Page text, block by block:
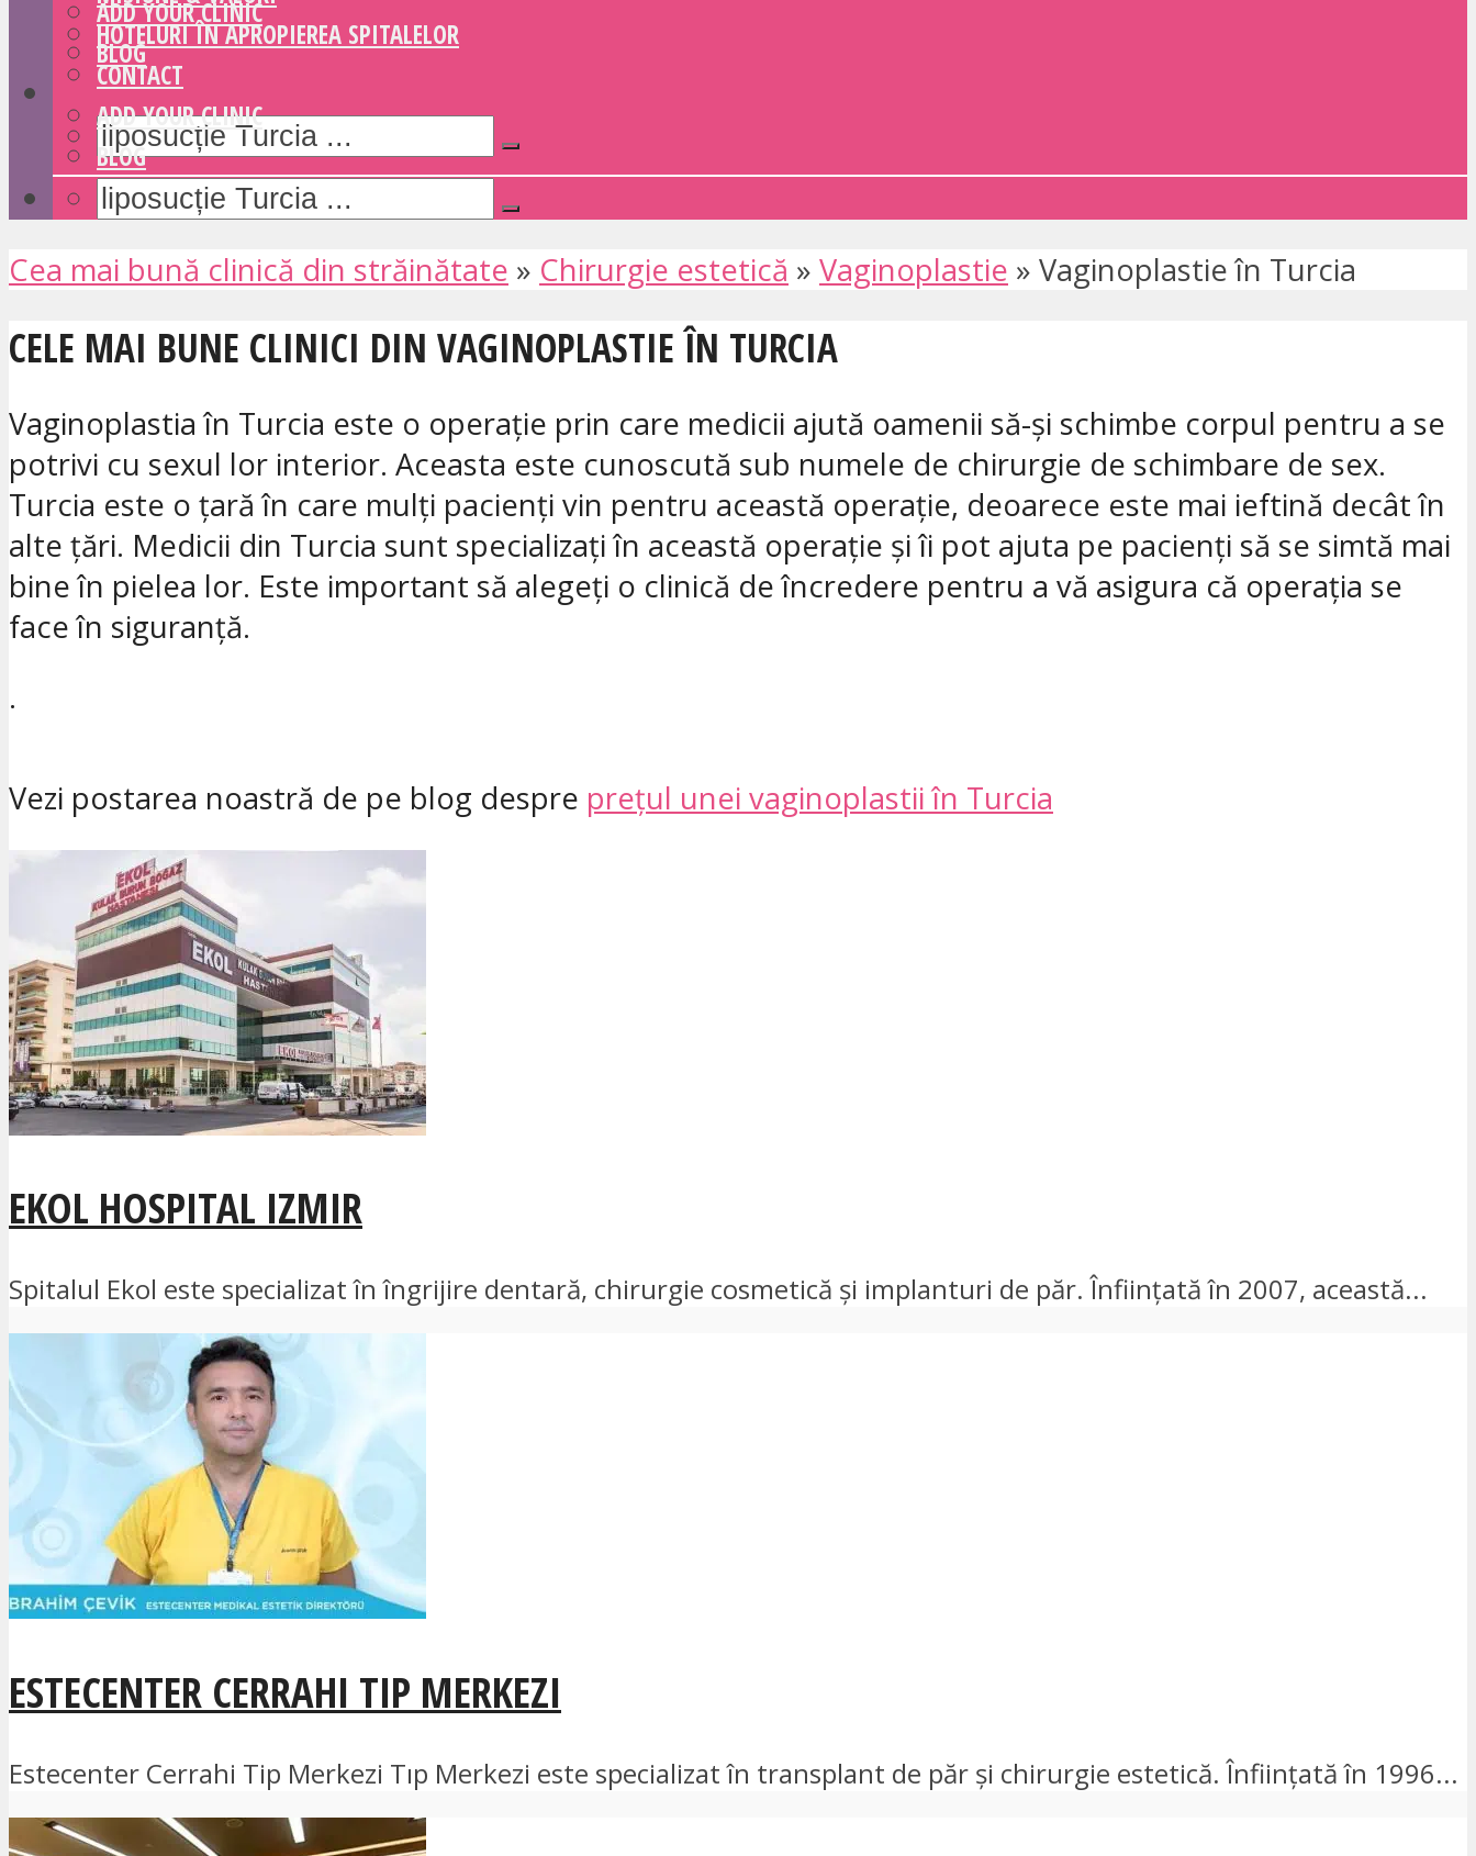
ADD YOUR CLINIC
BLOG
HOTELURI ÎN APROPIEREA SPITALELOR
CONTACT
ADD YOUR CLINIC
BLOG
Cea mai bună clinică din străinătate » Chirurgie estetică » Vaginoplastie » Vaginoplastie în Turcia
CELE MAI BUNE CLINICI DIN VAGINOPLASTIE ÎN TURCIA
Vaginoplastia în Turcia este o operație prin care medicii ajută oamenii să-și schimbe corpul pentru a se
potrivi cu sexul lor interior. Aceasta este cunoscută sub numele de chirurgie de schimbare de sex.
Turcia este o țară în care mulți pacienți vin pentru această operație, deoarece este mai ieftină decât în
alte țări. Medicii din Turcia sunt specializați în această operație și îi pot ajuta pe pacienți să se simtă mai
bine în pielea lor. Este important să alegeți o clinică de încredere pentru a vă asigura că operația se
face în siguranță.
.
Vezi postarea noastră de pe blog despre prețul unei vaginoplastii în Turcia
EKOL HOSPITAL IZMIR
Spitalul Ekol este specializat în îngrijire dentară, chirurgie cosmetică și implanturi de păr. Înființată în 2007, această...
ESTECENTER CERRAHI TIP MERKEZI
Estecenter Cerrahi Tip Merkezi Tıp Merkezi este specializat în transplant de păr și chirurgie estetică. Înființată în 1996...